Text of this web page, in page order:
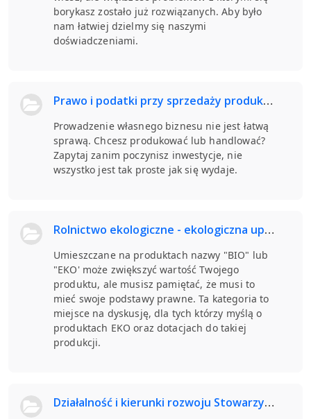
borykasz zostało już rozwiązanych. Aby było
nam łatwiej dzielmy się naszymi
doświadczeniami.
Prawo i podatki przy sprzedaży produktów z lawendy.
Prowadzenie własnego biznesu nie jest łatwą
sprawą. Chcesz produkować lub handlować?
Zapytaj zanim poczynisz inwestycje, nie
wszystko jest tak proste jak się wydaje.
Rolnictwo ekologiczne - ekologiczna uprawa lawendy
Umieszczane na produktach nazwy "BIO" lub
"EKO' może zwiększyć wartość Twojego
produktu, ale musisz pamiętać, że musi to
mieć swoje podstawy prawne. Ta kategoria to
miejsce na dyskusję, dla tych którzy myślą o
produktach EKO oraz dotacjach do takiej
produkcji.
Działalność i kierunki rozwoju Stowarzyszenia Plantatorów Lawendy